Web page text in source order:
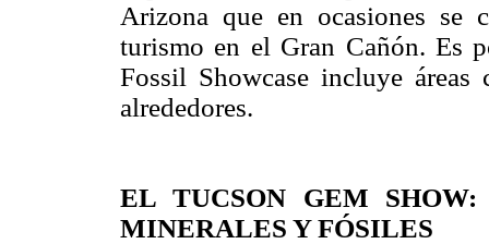
Arizona que en ocasiones se
turismo en el Gran Cañón. Es
Fossil Showcase incluye
alrededores.
EL TUCSON GEM
MINERALES Y FÓSILES